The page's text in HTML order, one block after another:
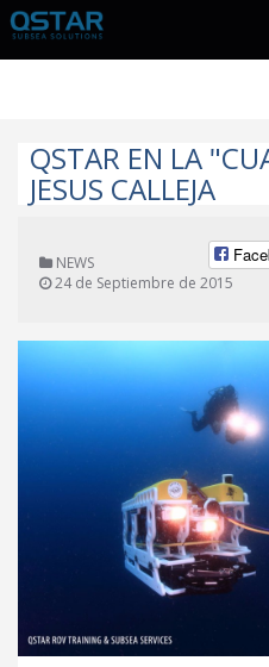
QSTAR EN LA
JESUS CALLEJA
NEWS
24 de Septiembre de 2015